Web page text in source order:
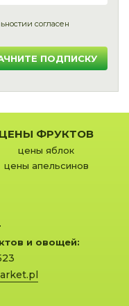
и согласен
ПОДПИСКУ
ЦЕНЫ ФРУКТОВ
цены яблок
цены апельсинов
и овощей: